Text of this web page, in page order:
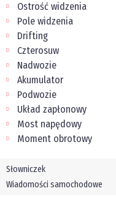
Ostrość widzenia
Pole widzenia
Drifting
Czterosuw
Nadwozie
Akumulator
Podwozie
Układ zapłonowy
Most napędowy
Moment obrotowy
Słowniczek
Wiadomości samochodowe